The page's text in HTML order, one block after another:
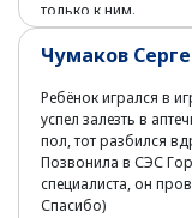
только к ним.
Чумаков
Ребёнок игрался в
успел залезть в
пол, тот разбился
Позвонила в СЭС
специалиста, он
Спасибо)